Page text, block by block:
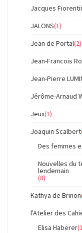
Jacques
JALONS(1)
Jean de Portal(2)
Jean-Francois
Jean-Pierre
Jérôme-Arnaud
Jeux(1)
Joaquin Scalbert
Des femmes
Nouvelles du
lendemain
(8)
Kathya de Brinon
l'Atelier des
Elisa Haberer